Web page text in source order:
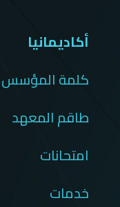
أكاديمانيا
كلمة المؤسس
طاقم المعهد
امتحانات
خدمات